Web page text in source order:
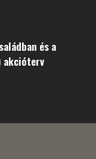
és a
akcióterv